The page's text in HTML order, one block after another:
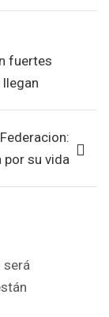
fuertes
por su vida
será